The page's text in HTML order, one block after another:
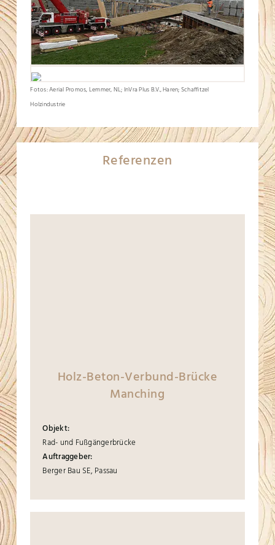
Fotos: Aerial Promos, Lemmer, NL; InVra Plus B.V., Haren; Schaffitzel
Holzindustrie
Referenzen
Holz-Beton-Verbund-Brücke
Manching
Objekt:
Rad- und Fußgängerbrücke
Auftraggeber:
Berger Bau SE, Passau